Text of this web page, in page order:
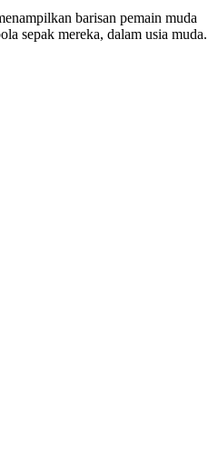
barisan pemain muda
sepak mereka, dalam usia muda.